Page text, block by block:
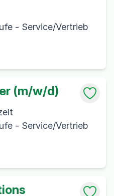
- Service/Vertrieb
(m/w/d)
- Service/Vertrieb